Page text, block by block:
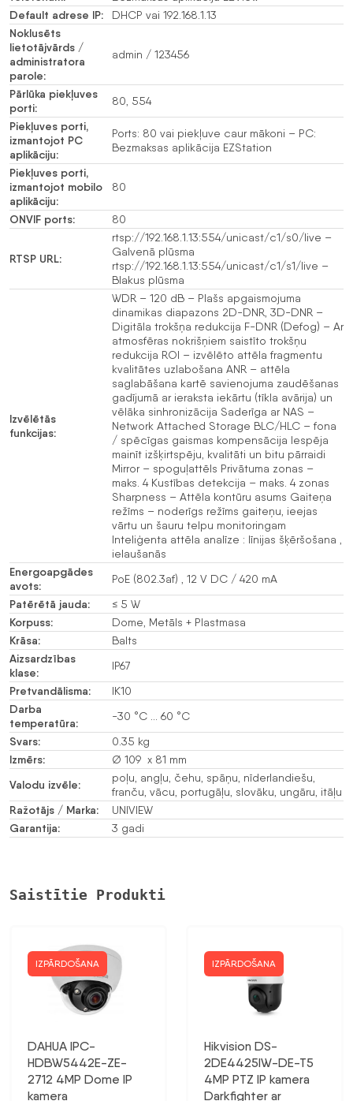
Default adrese IP: DHCP vai 192.168.1.13
Noklusēts
lietotājvārds /
administratora
parole:
admin / 123456
Pārlūka piekļuves
porti:
80, 554
Piekļuves porti,
izmantojot PC
aplikāciju:
Ports: 80 vai piekļuve caur mākoni – PC:
Bezmaksas aplikācija EZStation
Piekļuves porti,
izmantojot mobilo
aplikāciju:
80
ONVIF ports: 80
RTSP URL:
rtsp://192.168.1.13:554/unicast/c1/s0/live –
Galvenā plūsma
rtsp://192.168.1.13:554/unicast/c1/s1/live –
Blakus plūsma
Izvēlētās
funkcijas:
WDR – 120 dB – Plašs apgaismojuma
dinamikas diapazons 2D-DNR, 3D-DNR –
Digitāla trokšņa redukcija F-DNR (Defog) – Ar
atmosfēras nokrišņiem saistīto trokšņu
redukcija ROI – izvēlēto attēla fragmentu
kvalitātes uzlabošana ANR – attēla
saglabāšana kartē savienojuma zaudēšanas
gadījumā ar ieraksta iekārtu (tīkla avārija) un
vēlāka sinhronizācija Saderīga ar NAS –
Network Attached Storage BLC/HLC – fona
/ spēcīgas gaismas kompensācija Iespēja
mainīt izšķirtspēju, kvalitāti un bitu pārraidi
Mirror – spoguļattēls Privātuma zonas –
maks. 4 Kustības detekcija – maks. 4 zonas
Sharpness – Attēla kontūru asums Gaiteņa
režīms – noderīgs režīms gaiteņu, ieejas
vārtu un šauru telpu monitoringam
Inteliģenta attēla analīze : līnijas šķēršošana ,
ielaušanās
Energoapgādes
avots:
PoE (802.3af) , 12 V DC / 420 mA
Patērētā jauda: ≤ 5 W
Korpuss: Dome, Metāls + Plastmasa
Krāsa: Balts
Aizsardzības
klase:
IP67
Pretvandālisma: IK10
Darba
temperatūra:
-30 °C … 60 °C
Svars: 0.35 kg
Izmērs: Ø 109 x 81 mm
Valodu izvēle:
poļu, angļu, čehu, spāņu, nīderlandiešu,
franču, vācu, portugāļu, slovāku, ungāru, itāļu
Ražotājs / Marka: UNIVIEW
Garantija: 3 gadi
Saistītie Produkti
IZPĀRDOŠANA
DAHUA IPC-
HDBW5442E-ZE-
2712 4MP Dome IP
kamera
IZPĀRDOŠANA
Hikvision DS-
2DE4425IW-DE-T5
4MP PTZ IP kamera
Darkfighter ar